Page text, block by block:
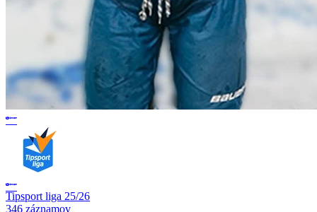
Tipsport liga 25/26
346 záznamov